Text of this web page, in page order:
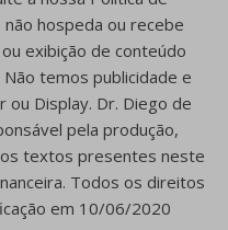
hospeda ou recebe
exibição de conteúdo
temos publicidade e
ou Display. Dr. Diego de
pela produção,
textos presentes neste
Todos os direitos
em 10/06/2020